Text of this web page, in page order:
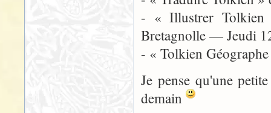
- « Illustrer Tolkien
Bretagnolle — Jeudi
- « Tolkien
Je pense qu'une
demain